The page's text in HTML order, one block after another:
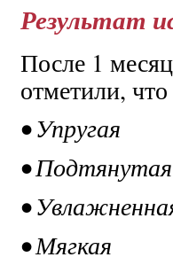
Результат
После 1
отметили,
• Упругая
• Подтянутая
•
• Мягкая